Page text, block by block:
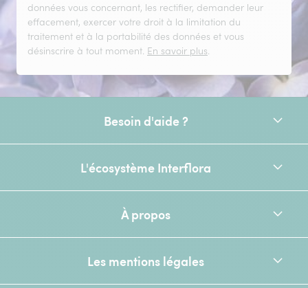
données vous concernant, les rectifier, demander leur
effacement, exercer votre droit à la limitation du
traitement et à la portabilité des données et vous
désinscrire à tout moment. En savoir plus.
Besoin d'aide ?
L'écosystème Interflora
À propos
Les mentions légales